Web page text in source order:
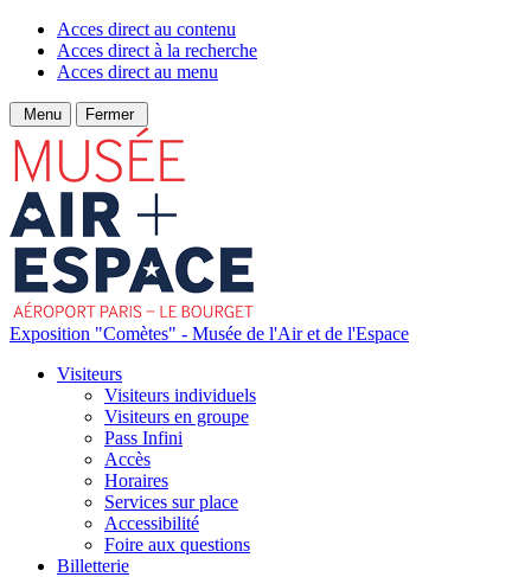
Acces direct au contenu
Acces direct à la recherche
Acces direct au menu
Menu Fermer
Exposition "Comètes" - Musée de l'Air et de l'Espace
Visiteurs
Visiteurs individuels
Visiteurs en groupe
Pass Infini
Accès
Horaires
Services sur place
Accessibilité
Foire aux questions
Billetterie